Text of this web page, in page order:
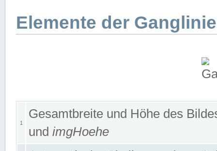
Elemente der
1
Gesamtbreite und Höhe des
und imgHoehe